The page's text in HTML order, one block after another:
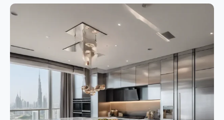
سياسة الخصوصية
الأسئلة الشائعة
EN — English Version